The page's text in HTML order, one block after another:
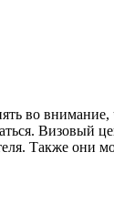
во
Визовый
Также они